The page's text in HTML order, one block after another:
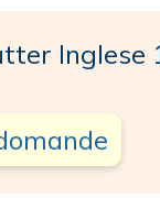
Inglese